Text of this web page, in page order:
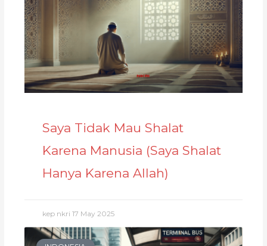
Saya Tidak Mau Shalat
Karena Manusia (Saya Shalat
Hanya Karena Allah)
kep nkri17 May 2025